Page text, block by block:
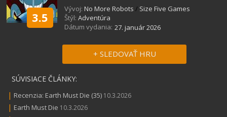
3.5
Vývoj: No More Robots / Size Five Games
Štýl: Adventúra
Dátum vydania: 27. január 2026
+ SLEDOVAŤ HRU
SÚVISIACE ČLÁNKY:
| Recenzia: Earth Must Die (35) 10.3.2026
| Earth Must Die 10.3.2026